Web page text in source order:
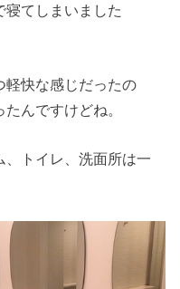
寝てしまいました
軽快な感じだったの
んですけどね。
、トイレ、洗面所は一